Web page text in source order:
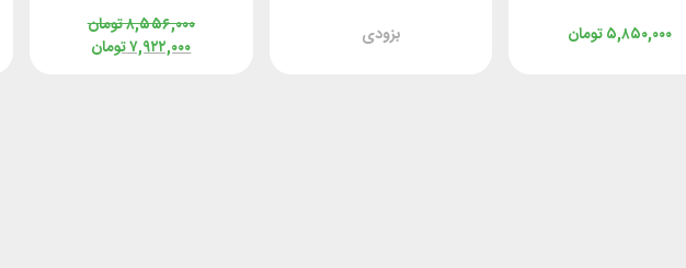
تومان۵,۸۵۰,۰۰۰ بزودی تومان۸,۵۵۶,۰۰۰
تومان۷,۹۲۲,۰۰۰